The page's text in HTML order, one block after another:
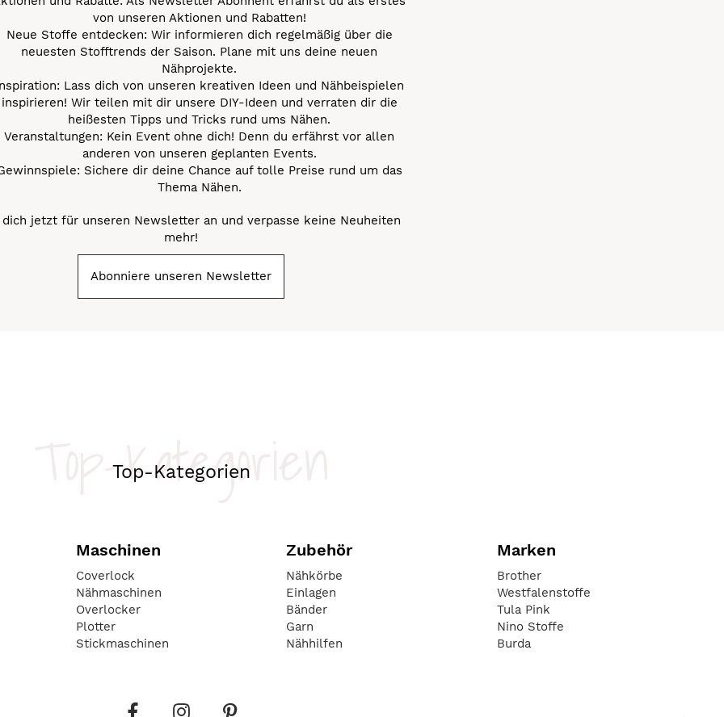
von unseren Aktionen und Rabatten!
Neue Stoffe entdecken: Wir informieren dich regelmäßig über die
neuesten Stofftrends der Saison. Plane mit uns deine neuen
Nähprojekte.
Lass dich von unseren kreativen Ideen und Nähbeispielen
inspirieren! Wir teilen mit dir unsere DIY-Ideen und verraten dir die
heißesten Tipps und Tricks rund ums Nähen.
Veranstaltungen: Kein Event ohne dich! Denn du erfährst vor allen
anderen von unseren geplanten Events.
Sichere dir deine Chance auf tolle Preise rund um das
Thema Nähen.
dich jetzt für unseren Newsletter an und verpasse keine Neuheiten
mehr!
Abonniere unseren Newsletter
Top-Kategorien
Top-Kategorien
Maschinen
Coverlock
Nähmaschinen
Overlocker
Plotter
Stickmaschinen
Zubehör
Nähkörbe
Einlagen
Bänder
Garn
Nähhilfen
Marken
Brother
Westfalenstoffe
Tula Pink
Nino Stoffe
Burda